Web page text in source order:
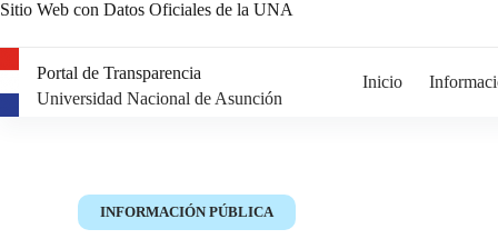
Sitio Web con Datos Oficiales de la UNA
Portal de Transparencia
Universidad Nacional de Asunción
Inicio
INFORMACIÓN PÚBLICA